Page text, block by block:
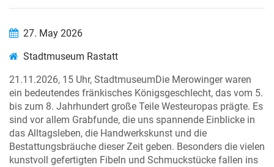
27. May 2026
Stadtmuseum Rastatt
21.11.2026, 15 Uhr, StadtmuseumDie Merowinger waren
ein bedeutendes fränkisches Königsgeschlecht, das vom 5.
bis zum 8. Jahrhundert große Teile Westeuropas prägte. Es
sind vor allem Grabfunde, die uns spannende Einblicke in
das Alltagsleben, die Handwerkskunst und die
Bestattungsbräuche dieser Zeit geben. Besonders die vielen
kunstvoll gefertigten Fibeln und Schmuckstücke fallen ins